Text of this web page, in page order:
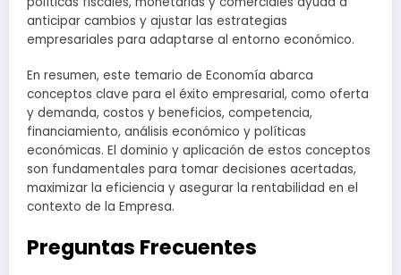
anticipar cambios y ajustar las estrategias
empresariales para adaptarse al entorno económico.
En resumen, este temario de Economía abarca
conceptos clave para el éxito empresarial, como oferta
y demanda, costos y beneficios, competencia,
financiamiento, análisis económico y políticas
económicas. El dominio y aplicación de estos conceptos
son fundamentales para tomar decisiones acertadas,
maximizar la eficiencia y asegurar la rentabilidad en el
contexto de la Empresa.
Preguntas Frecuentes